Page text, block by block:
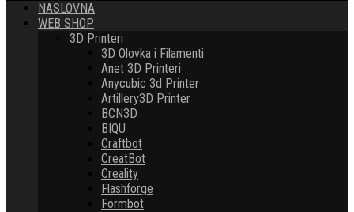
NASLOVNA
WEB SHOP
3D Printeri
3D Olovka i Filamenti
Anet 3D Printeri
Anycubic 3d Printer
Artillery3D Printer
BCN3D
BIQU
Craftbot
CreatBot
Creality
Flashforge
Formbot